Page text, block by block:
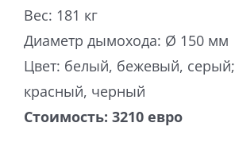
Вес: 181 кг
Диаметр дымохода: Ø 150 мм
Цвет: белый, бежевый, серый;
красный, черный
Стоимость: 3210 евро